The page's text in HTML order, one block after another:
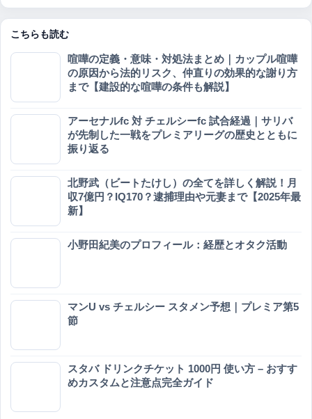
こちらも読む
喧嘩の定義・意味・対処法まとめ｜カップル喧嘩
の原因から法的リスク、仲直りの効果的な謝り方
まで【建設的な喧嘩の条件も解説】
アーセナルfc 対 チェルシーfc 試合経過｜サリバ
が先制した一戦をプレミアリーグの歴史とともに
振り返る
北野武（ビートたけし）の全てを詳しく解説！月
収7億円？IQ170？逮捕理由や元妻まで【2025年最
新】
小野田紀美のプロフィール：経歴とオタク活動
マンU vs チェルシー スタメン予想｜プレミア第5
節
スタバ ドリンクチケット 1000円 使い方 – おすす
めカスタムと注意点完全ガイド